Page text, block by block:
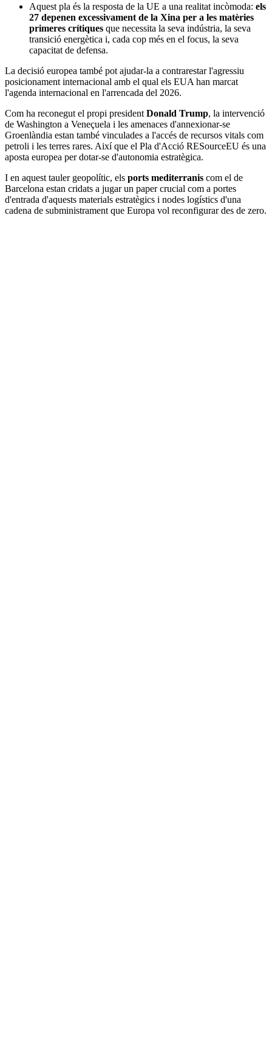
Aquest pla és la resposta de la UE a una realitat incòmoda: els
27 depenen excessivament de la Xina per a les matèries
primeres crítiques que necessita la seva indústria, la seva
transició energètica i, cada cop més en el focus, la seva
capacitat de defensa.
La decisió europea també pot ajudar-la a contrarestar l'agressiu
posicionament internacional amb el qual els EUA han marcat
l'agenda internacional en l'arrencada del 2026.
Com ha reconegut el propi president Donald Trump, la intervenció
de Washington a Veneçuela i les amenaces d'annexionar-se
Groenlàndia estan també vinculades a l'accés de recursos vitals com
petroli i les terres rares. Així que el Pla d'Acció RESourceEU és una
aposta europea per dotar-se d'autonomia estratègica.
I en aquest tauler geopolític, els ports mediterranis com el de
Barcelona estan cridats a jugar un paper crucial com a portes
d'entrada d'aquests materials estratègics i nodes logístics d'una
cadena de subministrament que Europa vol reconfigurar des de zero.